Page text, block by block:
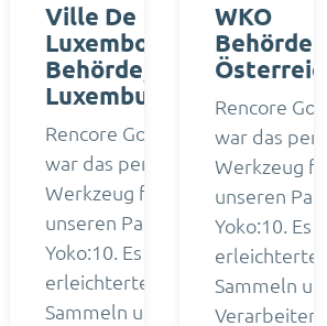
Ville De
Luxembourg
Behörde,
Luxemburg
Rencore Governance
war das perfekte
Werkzeug für
unseren Partner
Yoko:10. Es
erleichterte das
Sammeln und
WKO
Behörde ,
Österreich
Rencore
war das
Werkzeug für
unseren
Yoko:10. Es
erleichterte
Sammeln und
Verarbeiten